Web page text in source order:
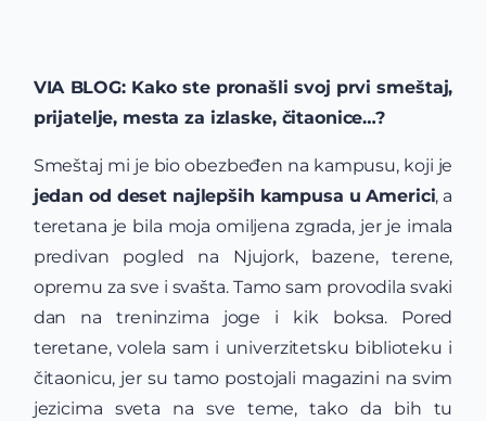
VIA BLOG: Kako ste pronašli svoj prvi smeštaj,
prijatelje, mesta za izlaske, čitaonice…?
Smeštaj mi je bio obezbeđen na kampusu, koji je
jedan od deset najlepših kampusa u Americi, a
teretana je bila moja omiljena zgrada, jer je imala
predivan pogled na Njujork, bazene, terene,
opremu za sve i svašta. Tamo sam provodila svaki
dan na treninzima joge i kik boksa. Pored
teretane, volela sam i univerzitetsku biblioteku i
čitaonicu, jer su tamo postojali magazini na svim
jezicima sveta na sve teme, tako da bih tu